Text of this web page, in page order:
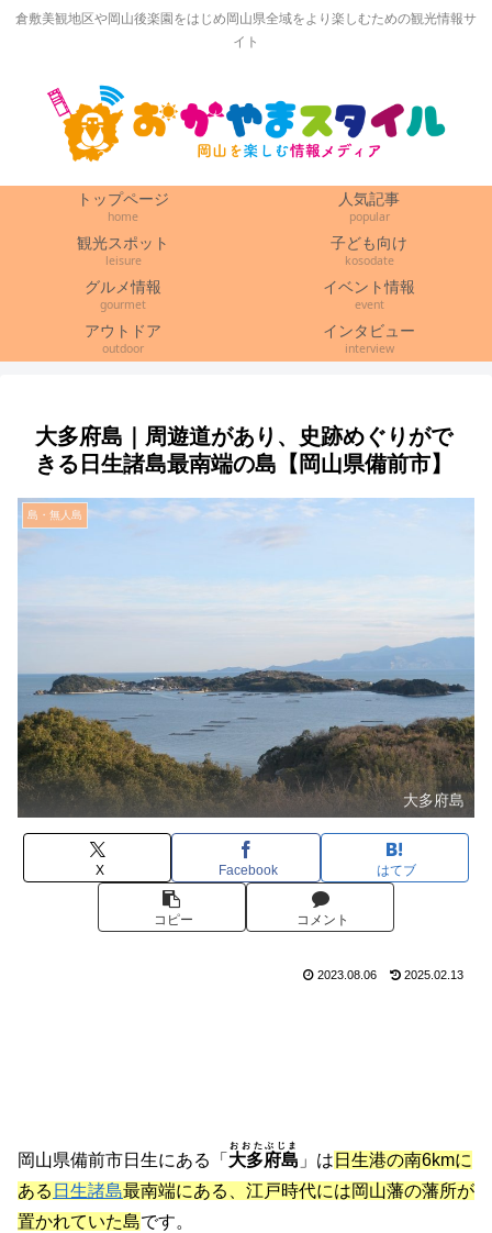
倉敷美観地区や岡山後楽園をはじめ岡山県全域をより楽しむための観光情報サ
イト
トップページ
home
人気記事
popular
観光スポット
leisure
子ども向け
kosodate
グルメ情報
gourmet
イベント情報
event
アウトドア
outdoor
インタビュー
interview
大多府島｜周遊道があり、史跡めぐりがで
きる日生諸島最南端の島【岡山県備前市】
島・無人島
大多府島
X Facebook はてブ
コピー コメント
2023.08.06 2025.02.13
岡山県備前市日生にある「 大多府島
おおたぶじま
」は 日生港の南6kmに
ある 日生諸島最南端にある、江戸時代には岡山藩の藩所が
置かれていた島です。